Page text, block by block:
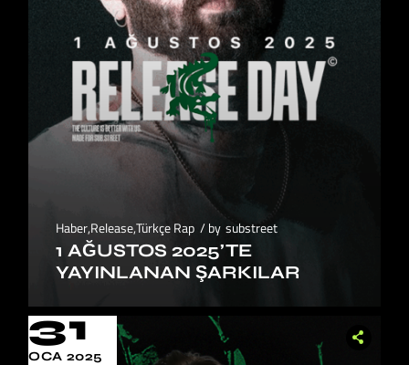
Haber,Release,Türkçe Rap by substreet
1 AĞUSTOS 2025’TE
YAYINLANAN ŞARKILAR
31
OCA 2025